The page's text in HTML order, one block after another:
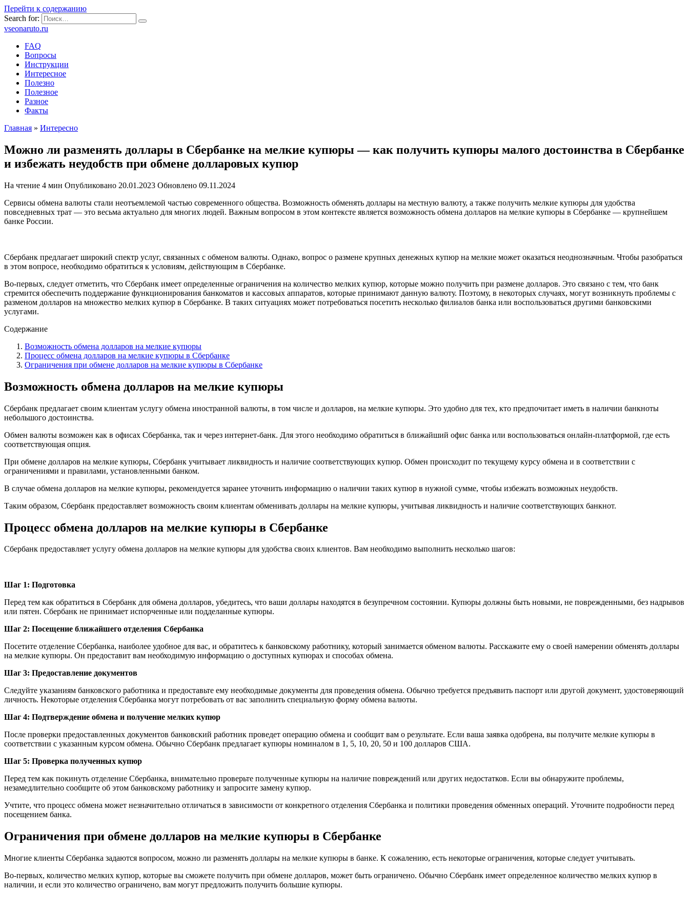
Перейти к содержанию
Search for:
vseonaruto.ru
FAQ
Вопросы
Инструкции
Интересное
Полезно
Полезное
Разное
Факты
Главная » Интересно
Можно ли разменять доллары в Сбербанке на мелкие купюры — как получить купюры малого достоинства в Сбербанке
и избежать неудобств при обмене долларовых купюр
На чтение 4 мин Опубликовано 20.01.2023 Обновлено 09.11.2024
Сервисы обмена валюты стали неотъемлемой частью современного общества. Возможность обменять доллары на местную валюту, а также получить мелкие купюры для удобства
повседневных трат — это весьма актуально для многих людей. Важным вопросом в этом контексте является возможность обмена долларов на мелкие купюры в Сбербанке — крупнейшем
банке России.
Сбербанк предлагает широкий спектр услуг, связанных с обменом валюты. Однако, вопрос о размене крупных денежных купюр на мелкие может оказаться неоднозначным. Чтобы разобраться
в этом вопросе, необходимо обратиться к условиям, действующим в Сбербанке.
Во-первых, следует отметить, что Сбербанк имеет определенные ограничения на количество мелких купюр, которые можно получить при размене долларов. Это связано с тем, что банк
стремится обеспечить поддержание функционирования банкоматов и кассовых аппаратов, которые принимают данную валюту. Поэтому, в некоторых случаях, могут возникнуть проблемы с
разменом долларов на множество мелких купюр в Сбербанке. В таких ситуациях может потребоваться посетить несколько филиалов банка или воспользоваться другими банковскими
услугами.
Содержание
Возможность обмена долларов на мелкие купюры
Процесс обмена долларов на мелкие купюры в Сбербанке
Ограничения при обмене долларов на мелкие купюры в Сбербанке
Возможность обмена долларов на мелкие купюры
Сбербанк предлагает своим клиентам услугу обмена иностранной валюты, в том числе и долларов, на мелкие купюры. Это удобно для тех, кто предпочитает иметь в наличии банкноты
небольшого достоинства.
Обмен валюты возможен как в офисах Сбербанка, так и через интернет-банк. Для этого необходимо обратиться в ближайший офис банка или воспользоваться онлайн-платформой, где есть
соответствующая опция.
При обмене долларов на мелкие купюры, Сбербанк учитывает ликвидность и наличие соответствующих купюр. Обмен происходит по текущему курсу обмена и в соответствии с
ограничениями и правилами, установленными банком.
В случае обмена долларов на мелкие купюры, рекомендуется заранее уточнить информацию о наличии таких купюр в нужной сумме, чтобы избежать возможных неудобств.
Таким образом, Сбербанк предоставляет возможность своим клиентам обменивать доллары на мелкие купюры, учитывая ликвидность и наличие соответствующих банкнот.
Процесс обмена долларов на мелкие купюры в Сбербанке
Сбербанк предоставляет услугу обмена долларов на мелкие купюры для удобства своих клиентов. Вам необходимо выполнить несколько шагов:
Шаг 1: Подготовка
Перед тем как обратиться в Сбербанк для обмена долларов, убедитесь, что ваши доллары находятся в безупречном состоянии. Купюры должны быть новыми, не поврежденными, без надрывов
или пятен. Сбербанк не принимает испорченные или подделанные купюры.
Шаг 2: Посещение ближайшего отделения Сбербанка
Посетите отделение Сбербанка, наиболее удобное для вас, и обратитесь к банковскому работнику, который занимается обменом валюты. Расскажите ему о своей намерении обменять доллары
на мелкие купюры. Он предоставит вам необходимую информацию о доступных купюрах и способах обмена.
Шаг 3: Предоставление документов
Следуйте указаниям банковского работника и предоставьте ему необходимые документы для проведения обмена. Обычно требуется предъявить паспорт или другой документ, удостоверяющий
личность. Некоторые отделения Сбербанка могут потребовать от вас заполнить специальную форму обмена валюты.
Шаг 4: Подтверждение обмена и получение мелких купюр
После проверки предоставленных документов банковский работник проведет операцию обмена и сообщит вам о результате. Если ваша заявка одобрена, вы получите мелкие купюры в
соответствии с указанным курсом обмена. Обычно Сбербанк предлагает купюры номиналом в 1, 5, 10, 20, 50 и 100 долларов США.
Шаг 5: Проверка полученных купюр
Перед тем как покинуть отделение Сбербанка, внимательно проверьте полученные купюры на наличие повреждений или других недостатков. Если вы обнаружите проблемы,
незамедлительно сообщите об этом банковскому работнику и запросите замену купюр.
Учтите, что процесс обмена может незначительно отличаться в зависимости от конкретного отделения Сбербанка и политики проведения обменных операций. Уточните подробности перед
посещением банка.
Ограничения при обмене долларов на мелкие купюры в Сбербанке
Многие клиенты Сбербанка задаются вопросом, можно ли разменять доллары на мелкие купюры в банке. К сожалению, есть некоторые ограничения, которые следует учитывать.
Во-первых, количество мелких купюр, которые вы сможете получить при обмене долларов, может быть ограничено. Обычно Сбербанк имеет определенное количество мелких купюр в
наличии, и если это количество ограничено, вам могут предложить получить большие купюры.